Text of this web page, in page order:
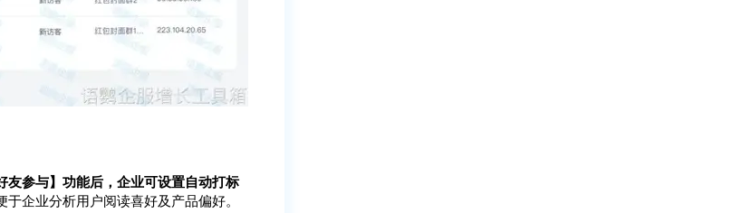
友参与】功能后，企业可设置自动打标
企业分析用户阅读喜好及产品偏好。